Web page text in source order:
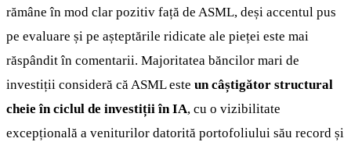
rămâne în mod clar pozitiv față de ASML, deși accentul pus
pe evaluare și pe așteptările ridicate ale pieței este mai
răspândit în comentarii. Majoritatea băncilor mari de
investiții consideră că ASML este un câștigător structural
cheie în ciclul de investiții în IA, cu o vizibilitate
excepțională a veniturilor datorită portofoliului său record și